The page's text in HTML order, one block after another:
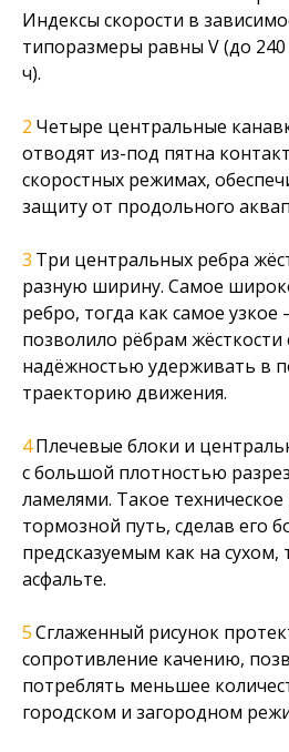
Индексы скорости в
типоразмеры равны V (до
ч).
Четыре центральные
отводят из-под пятна
скоростных режимах,
защиту от продольного
Три центральных ребра
разную ширину. Самое
ребро, тогда как самое
позволило рёбрам
надёжностью удерживать в
траекторию движения.
Плечевые блоки и
с большой плотностью
ламелями. Такое
тормозной путь, сделав его
предсказуемым как на
асфальте.
Сглаженный рисунок
сопротивление качению,
потреблять меньшее
городском и загородном